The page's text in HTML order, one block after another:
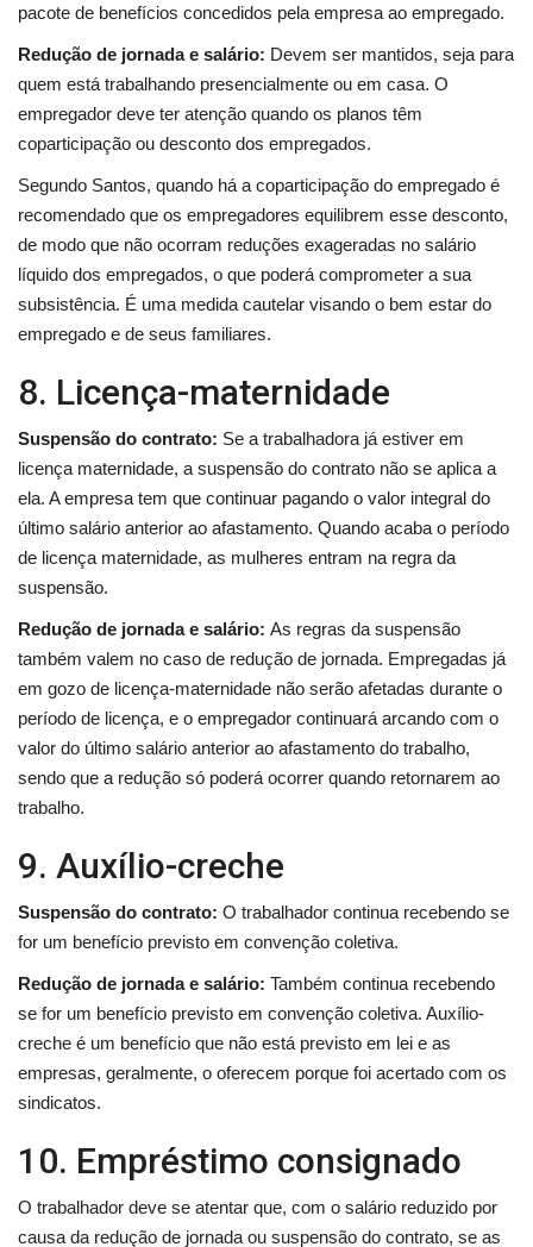
pacote de benefícios concedidos pela empresa ao empregado.
Redução de jornada e salário: Devem ser mantidos, seja para
quem está trabalhando presencialmente ou em casa. O
empregador deve ter atenção quando os planos têm
coparticipação ou desconto dos empregados.
Segundo Santos, quando há a coparticipação do empregado é
recomendado que os empregadores equilibrem esse desconto,
de modo que não ocorram reduções exageradas no salário
líquido dos empregados, o que poderá comprometer a sua
subsistência. É uma medida cautelar visando o bem estar do
empregado e de seus familiares.
8. Licença-maternidade
Suspensão do contrato: Se a trabalhadora já estiver em
licença maternidade, a suspensão do contrato não se aplica a
ela. A empresa tem que continuar pagando o valor integral do
último salário anterior ao afastamento. Quando acaba o período
de licença maternidade, as mulheres entram na regra da
suspensão.
Redução de jornada e salário: As regras da suspensão
também valem no caso de redução de jornada. Empregadas já
em gozo de licença-maternidade não serão afetadas durante o
período de licença, e o empregador continuará arcando com o
valor do último salário anterior ao afastamento do trabalho,
sendo que a redução só poderá ocorrer quando retornarem ao
trabalho.
9. Auxílio-creche
Suspensão do contrato: O trabalhador continua recebendo se
for um benefício previsto em convenção coletiva.
Redução de jornada e salário: Também continua recebendo
se for um benefício previsto em convenção coletiva. Auxílio-
creche é um benefício que não está previsto em lei e as
empresas, geralmente, o oferecem porque foi acertado com os
sindicatos.
10. Empréstimo consignado
O trabalhador deve se atentar que, com o salário reduzido por
causa da redução de jornada ou suspensão do contrato, se as